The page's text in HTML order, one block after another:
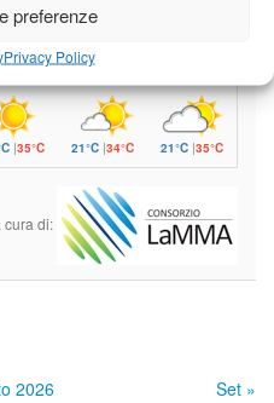
preferenze
Privacy Policy
|35°C 21°C
|35°C 21°C |34°C 21°C |35°C
cura di:
2026
Set »